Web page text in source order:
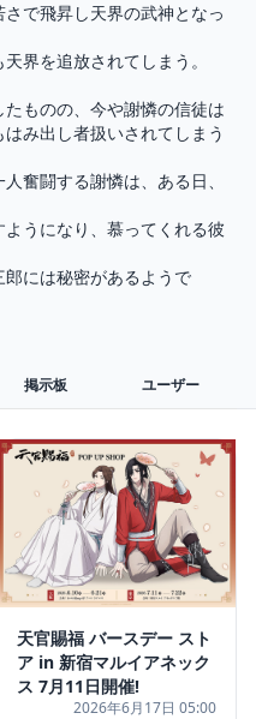
で飛昇し天界の武神となっ
界を追放されてしまう。
ものの、今や謝憐の信徒は
み出し者扱いされてしまう
奮闘する謝憐は、ある日、
うになり、慕ってくれる彼
には秘密があるようで
掲示板 ユーザー
天官賜福 バースデー スト
ア in 新宿マルイアネック
ス 7月11日開催!
2026年6月17日 05:00